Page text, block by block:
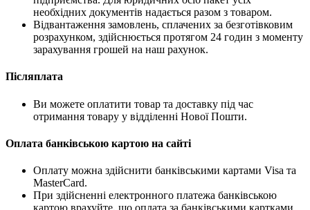
необхідних документів надається разом з товаром.
Відвантаження замовлень, сплачених за безготівковим
розрахунком, здійснюється протягом 24 годин з моменту
зарахування грошей на наш рахунок.
Післяплата
Ви можете оплатити товар та доставку під час
отримання товару у відділенні Нової Пошти.
Оплата банківською картою на сайті
Оплату можна здійснити банківськими картами Visa та
MasterCard.
При здійсненні електронного платежа банківською